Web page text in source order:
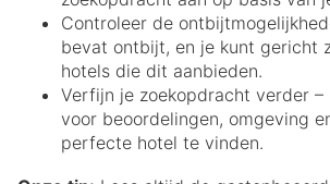
Controleer de
bevat ontbijt, en je kunt gericht
hotels die dit aanbieden.
Verfijn je zoekopdracht verder
voor beoordelingen, omgeving
perfecte hotel te vinden.